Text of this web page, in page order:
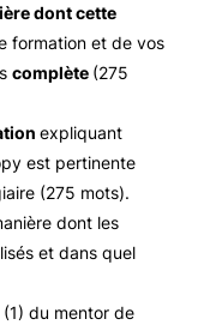
dont cette
formation et de vos
complète (275
expliquant
est pertinente
(275 mots).
dont les
et dans quel
(1) du mentor de